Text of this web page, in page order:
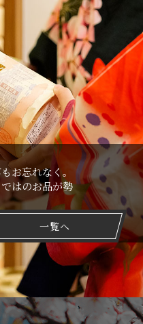
お忘れなく。
はのお品が勢
〜21:00
一覧へ